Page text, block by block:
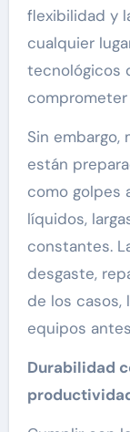
flexibilidad y
cualquier
tecnológicos
Sin
están
como golpes
líquidos,
constantes.
desgaste,
de los casos,
equipos
Durabilidad